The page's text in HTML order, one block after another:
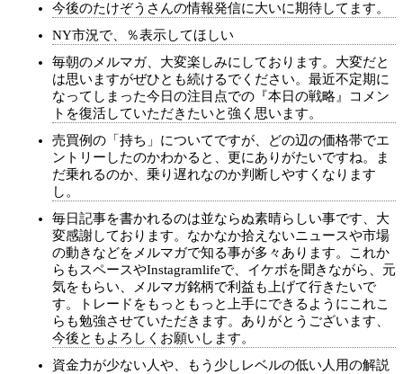
今後のたけぞうさんの情報発信に大いに期待してます。
NY市況で、％表示してほしい
毎朝のメルマガ、大変楽しみにしております。大変だと
は思いますがぜひとも続けるでください。最近不定期に
なってしまった今日の注目点での『本日の戦略』コメン
トを復活していただきたいと強く思います。
売買例の「持ち」についてですが、どの辺の価格帯でエ
ントリーしたのかわかると、更にありがたいですね。ま
だ乗れるのか、乗り遅れなのか判断しやすくなります
し。
毎日記事を書かれるのは並ならぬ素晴らしい事です、大
変感謝しております。なかなか拾えないニュースや市場
の動きなどをメルマガで知る事が多々あります。これか
らもスペースやInstagramlifeで、イケボを聞きながら、元
気をもらい、メルマガ銘柄で利益も上げて行きたいで
す。トレードをもっともっと上手にできるようにこれこ
らも勉強させていただきます。ありがとうございます、
今後ともよろしくお願いします。
資金力が少ない人や、もう少しレベルの低い人用の解説